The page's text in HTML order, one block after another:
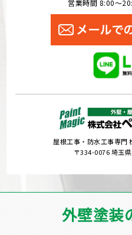
営業時間 8:00～
屋根工事・防水工事専門
〒334-0076 埼玉
外壁塗装